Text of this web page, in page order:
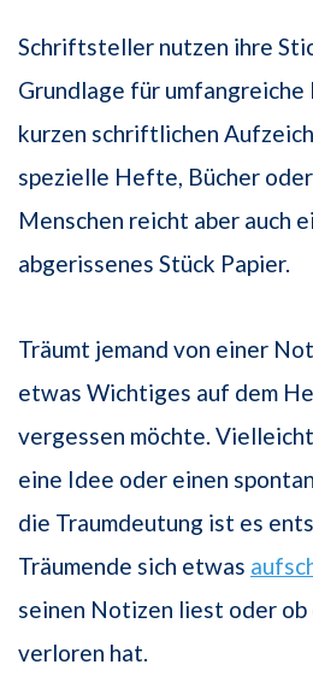
Schriftsteller nutzen ihre
Grundlage für umfangreiche
kurzen schriftlichen
spezielle Hefte, Bücher
Menschen reicht aber auch
abgerissenes Stück Papier.
Träumt jemand von einer
etwas Wichtiges auf dem
vergessen möchte.
eine Idee oder einen
die Traumdeutung ist es
Träumende sich etwas
seinen Notizen liest oder ob
verloren hat.